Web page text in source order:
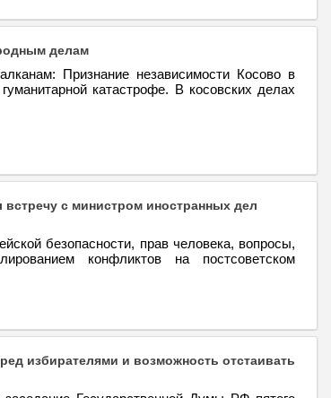
делам
Признание независимости Косово в
катастрофе. В косовских делах
с министром иностранных дел
безопасности, прав человека, вопросы,
конфликтов на постсоветском
избирателями и возможность отстаивать